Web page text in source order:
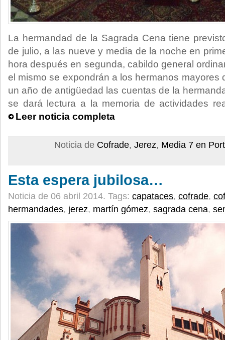
La hermandad de la Sagrada Cena tiene
de julio, a las nueve y media de la noche en
hora después en segunda, cabildo general
el mismo se expondrán a los hermanos mayores
un año de antigüedad las cuentas de la
se dará lectura a la memoria de actividades
Leer noticia completa
Noticia de Cofrade, Jerez, Media 7 en
Esta espera jubilosa…
Noticia de 06 abril 2014. Tags: capataces, cofrade,
hermandades, jerez, martín gómez, sagrada cena,